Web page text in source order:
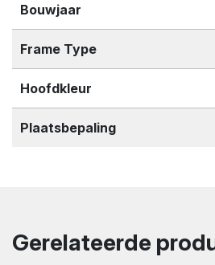
Bouwjaar
Frame Type
Hoofdkleur
Plaatsbepaling
Gerelateerde